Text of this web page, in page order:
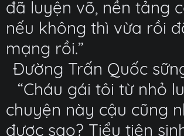
đã luyện võ, nền tảng
nếu không thì vừa rồi
mạng rồi.”
Đường Trấn Quốc
“Cháu gái tôi từ nhỏ
chuyện này cậu cũng
được sao? Tiểu tiên